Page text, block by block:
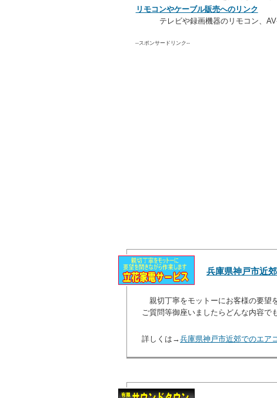
リモコンやケーブル販売へのリンク
テレビや録画機器のリモコン、
--スポンサードリンク--
兵庫県神戸市近
親切丁寧をモットーにお客様の要望
ご質問等御座いましたらどんな内容で
詳しくは→兵庫県神戸市近郊でのエア